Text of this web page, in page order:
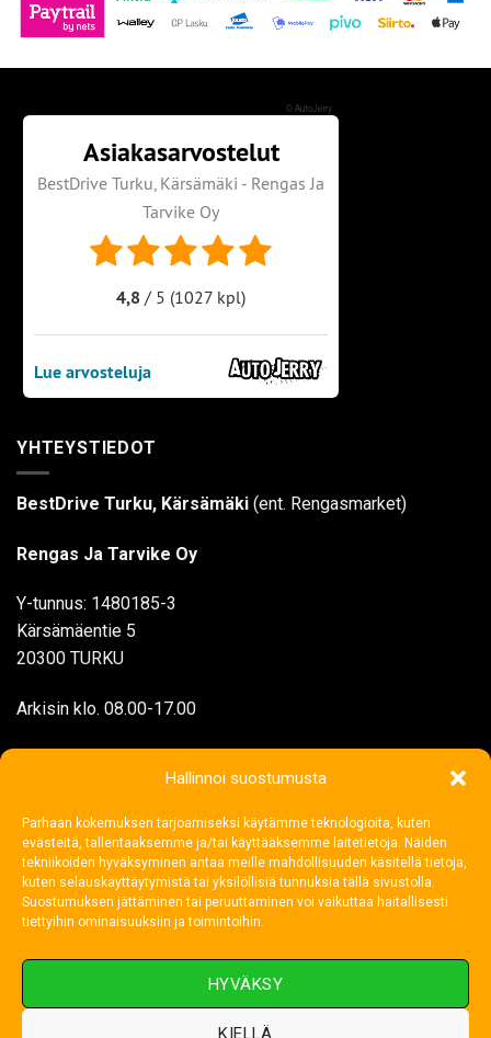
Hallinnoi suostumusta
Parhaan kokemuksen tarjoamiseksi käytämme teknologioita, kuten
evästeitä, tallentaaksemme ja/tai käyttääksemme laitetietoja. Näiden
tekniikoiden hyväksyminen antaa meille mahdollisuuden käsitellä tietoja,
kuten selauskäyttäytymistä tai yksilöllisiä tunnuksia tällä sivustolla.
Suostumuksen jättäminen tai peruuttaminen voi vaikuttaa haitallisesti
tiettyihin ominaisuuksiin ja toimintoihin.
HYVÄKSY
KIELLÄ
© AutoJerry
YHTEYSTIEDOT
BestDrive Turku, Kärsämäki (ent. Rengasmarket)
Rengas Ja Tarvike Oy
Y-tunnus: 1480185-3
Kärsämäentie 5
20300 TURKU
Arkisin klo. 08.00-17.00
02 272 1199